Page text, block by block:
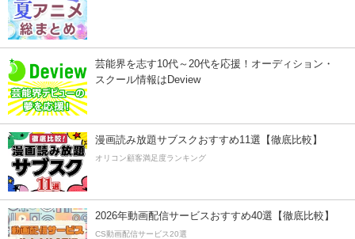
芸能界を志す10代～20代を応援！オーディション・
スクール情報はDeview
漫画読み放題サブスクおすすめ11選【徹底比較】
オリコン顧客満足度ランキング
2026年動画配信サービスおすすめ40選【徹底比較】
CS動画配信サービス20選